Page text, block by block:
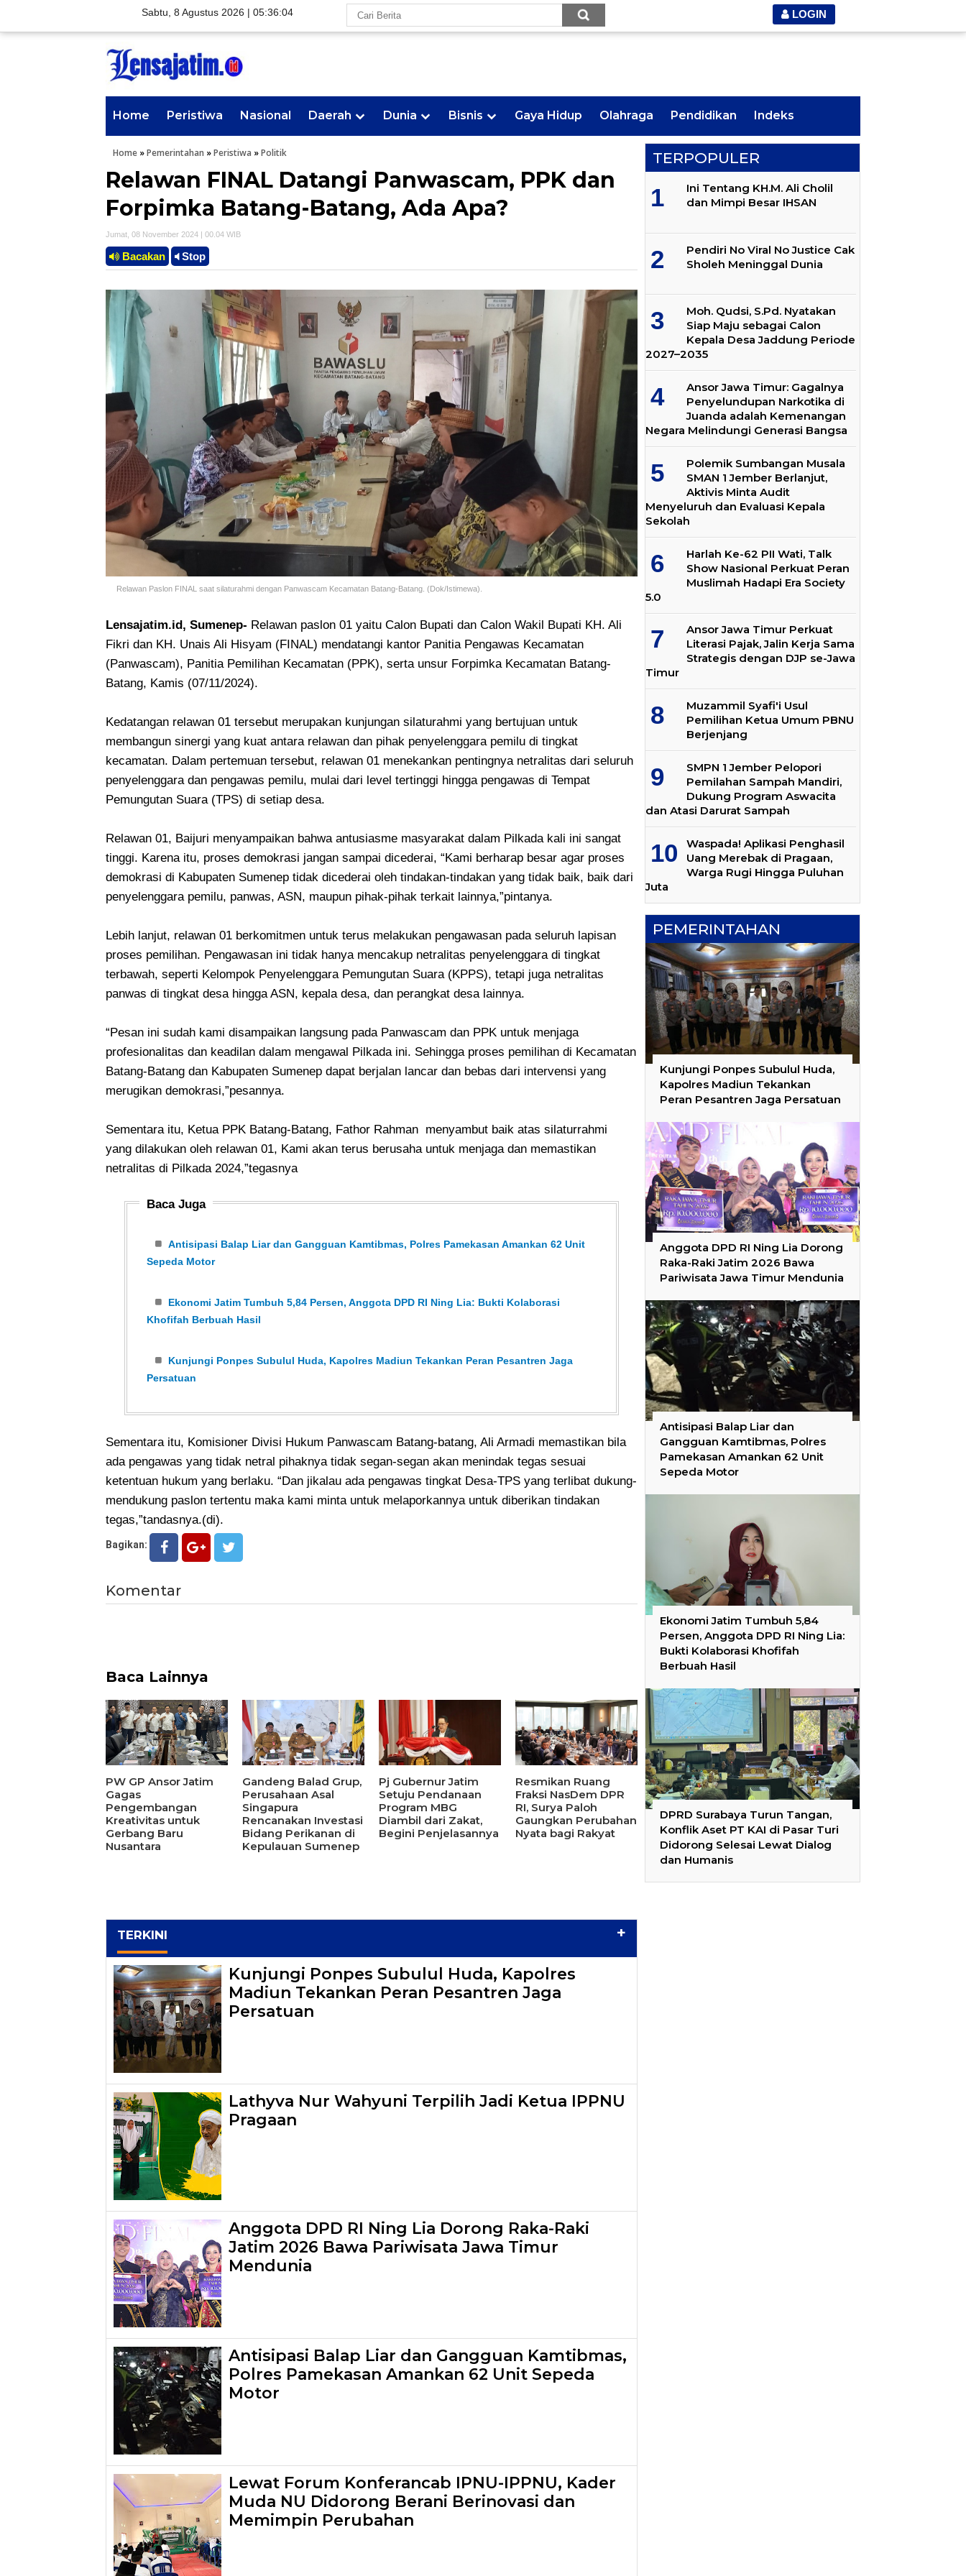
Sabtu, 8 Agustus 2026 | 05:36:05 LOGIN
Home Peristiwa Nasional Daerah Dunia Bisnis Gaya Hidup Olahraga Pendidikan Indeks
Home »Pemerintahan »Peristiwa »Politik
Relawan FINAL Datangi Panwascam, PPK dan
Forpimka Batang-Batang, Ada Apa?
Jumat, 08 November 2024 | 00.04 WIB
Bacakan Stop
Relawan Paslon FINAL saat silaturahmi dengan Panwascam Kecamatan Batang-Batang. (Dok/Istimewa).
Lensajatim.id, Sumenep- Relawan paslon 01 yaitu Calon Bupati dan Calon Wakil Bupati KH. Ali
Fikri dan KH. Unais Ali Hisyam (FINAL) mendatangi kantor Panitia Pengawas Kecamatan
(Panwascam), Panitia Pemilihan Kecamatan (PPK), serta unsur Forpimka Kecamatan Batang-
Batang, Kamis (07/11/2024).
Kedatangan relawan 01 tersebut merupakan kunjungan silaturahmi yang bertujuan untuk
membangun sinergi yang kuat antara relawan dan pihak penyelenggara pemilu di tingkat
kecamatan. Dalam pertemuan tersebut, relawan 01 menekankan pentingnya netralitas dari seluruh
penyelenggara dan pengawas pemilu, mulai dari level tertinggi hingga pengawas di Tempat
Pemungutan Suara (TPS) di setiap desa.
Relawan 01, Baijuri menyampaikan bahwa antusiasme masyarakat dalam Pilkada kali ini sangat
tinggi. Karena itu, proses demokrasi jangan sampai dicederai, “Kami berharap besar agar proses
demokrasi di Kabupaten Sumenep tidak dicederai oleh tindakan-tindakan yang tidak baik, baik dari
penyelenggara pemilu, panwas, ASN, maupun pihak-pihak terkait lainnya,”pintanya.
Lebih lanjut, relawan 01 berkomitmen untuk terus melakukan pengawasan pada seluruh lapisan
proses pemilihan. Pengawasan ini tidak hanya mencakup netralitas penyelenggara di tingkat
terbawah, seperti Kelompok Penyelenggara Pemungutan Suara (KPPS), tetapi juga netralitas
panwas di tingkat desa hingga ASN, kepala desa, dan perangkat desa lainnya.
“Pesan ini sudah kami disampaikan langsung pada Panwascam dan PPK untuk menjaga
profesionalitas dan keadilan dalam mengawal Pilkada ini. Sehingga proses pemilihan di Kecamatan
Batang-Batang dan Kabupaten Sumenep dapat berjalan lancar dan bebas dari intervensi yang
merugikan demokrasi,”pesannya.
Sementara itu, Ketua PPK Batang-Batang, Fathor Rahman menyambut baik atas silaturrahmi
yang dilakukan oleh relawan 01, Kami akan terus berusaha untuk menjaga dan memastikan
netralitas di Pilkada 2024,”tegasnya
Baca Juga
Antisipasi Balap Liar dan Gangguan Kamtibmas, Polres Pamekasan Amankan 62 Unit
Sepeda Motor
Ekonomi Jatim Tumbuh 5,84 Persen, Anggota DPD RI Ning Lia: Bukti Kolaborasi
Khofifah Berbuah Hasil
Kunjungi Ponpes Subulul Huda, Kapolres Madiun Tekankan Peran Pesantren Jaga
Persatuan
Sementara itu, Komisioner Divisi Hukum Panwascam Batang-batang, Ali Armadi memastikan bila
ada pengawas yang tidak netral pihaknya tidak segan-segan akan menindak tegas sesuai
ketentuan hukum yang berlaku. “Dan jikalau ada pengawas tingkat Desa-TPS yang terlibat dukung-
mendukung paslon tertentu maka kami minta untuk melaporkannya untuk diberikan tindakan
tegas,”tandasnya.(di).
Bagikan:
Komentar
Baca Lainnya
PW GP Ansor Jatim
Gagas
Pengembangan
Kreativitas untuk
Gerbang Baru
Nusantara
Gandeng Balad Grup,
Perusahaan Asal
Singapura
Rencanakan Investasi
Bidang Perikanan di
Kepulauan Sumenep
Pj Gubernur Jatim
Setuju Pendanaan
Program MBG
Diambil dari Zakat,
Begini Penjelasannya
Resmikan Ruang
Fraksi NasDem DPR
RI, Surya Paloh
Gaungkan Perubahan
Nyata bagi Rakyat
TERKINI +
Kunjungi Ponpes Subulul Huda, Kapolres
Madiun Tekankan Peran Pesantren Jaga
Persatuan
Lathyva Nur Wahyuni Terpilih Jadi Ketua IPPNU
Pragaan
Anggota DPD RI Ning Lia Dorong Raka-Raki
Jatim 2026 Bawa Pariwisata Jawa Timur
Mendunia
Antisipasi Balap Liar dan Gangguan Kamtibmas,
Polres Pamekasan Amankan 62 Unit Sepeda
Motor
Lewat Forum Konferancab IPNU-IPPNU, Kader
Muda NU Didorong Berani Berinovasi dan
Memimpin Perubahan
TERPOPULER
Ini Tentang KH.M. Ali Cholil
dan Mimpi Besar IHSAN
Pendiri No Viral No Justice Cak
Sholeh Meninggal Dunia
Moh. Qudsi, S.Pd. Nyatakan
Siap Maju sebagai Calon
Kepala Desa Jaddung Periode
2027–2035
Ansor Jawa Timur: Gagalnya
Penyelundupan Narkotika di
Juanda adalah Kemenangan
Negara Melindungi Generasi Bangsa
Polemik Sumbangan Musala
SMAN 1 Jember Berlanjut,
Aktivis Minta Audit
Menyeluruh dan Evaluasi Kepala
Sekolah
Harlah Ke-62 PII Wati, Talk
Show Nasional Perkuat Peran
Muslimah Hadapi Era Society
5.0
Ansor Jawa Timur Perkuat
Literasi Pajak, Jalin Kerja Sama
Strategis dengan DJP se-Jawa
Timur
Muzammil Syafi'i Usul
Pemilihan Ketua Umum PBNU
Berjenjang
SMPN 1 Jember Pelopori
Pemilahan Sampah Mandiri,
Dukung Program Aswacita
dan Atasi Darurat Sampah
Waspada! Aplikasi Penghasil
Uang Merebak di Pragaan,
Warga Rugi Hingga Puluhan
Juta
PEMERINTAHAN
Kunjungi Ponpes Subulul Huda,
Kapolres Madiun Tekankan
Peran Pesantren Jaga Persatuan
Anggota DPD RI Ning Lia Dorong
Raka-Raki Jatim 2026 Bawa
Pariwisata Jawa Timur Mendunia
Antisipasi Balap Liar dan
Gangguan Kamtibmas, Polres
Pamekasan Amankan 62 Unit
Sepeda Motor
Ekonomi Jatim Tumbuh 5,84
Persen, Anggota DPD RI Ning Lia:
Bukti Kolaborasi Khofifah
Berbuah Hasil
DPRD Surabaya Turun Tangan,
Konflik Aset PT KAI di Pasar Turi
Didorong Selesai Lewat Dialog
dan Humanis